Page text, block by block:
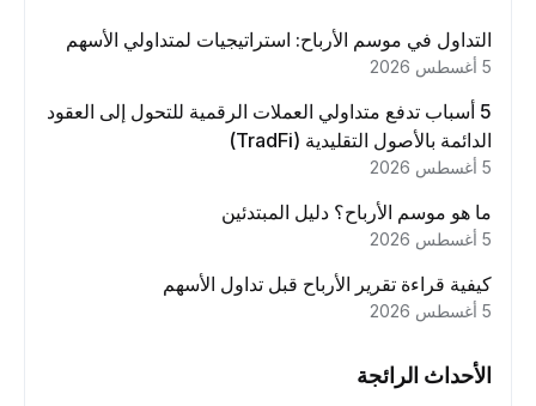
التداول في موسم الأرباح: استراتيجيات لمتداولي الأسهم
5 أسباب تدفع متداولي العملات الرقمية للتحول إلى العقود
الدائمة بالأصول التقليدية (TradFi)
ما هو موسم الأرباح؟ دليل المبتدئين
كيفية قراءة تقرير الأرباح قبل تداول الأسهم
الأحداث الرائجة